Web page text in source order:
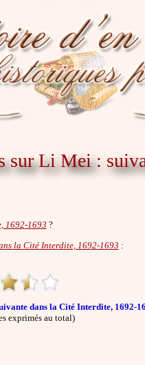
sur Li Mei :
1692-1693 ?
la Cité Interdite, 1692-1693 :
dans la Cité Interdite, 1692-
exprimés au total)